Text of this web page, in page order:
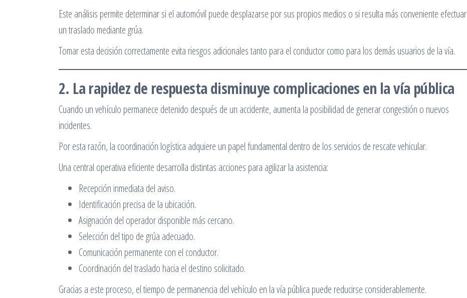
Este análisis permite determinar si el automóvil puede desplazarse por sus propios medios o si resulta más conveniente efectuar
un traslado mediante grúa.
Tomar esta decisión correctamente evita riesgos adicionales tanto para el conductor como para los demás usuarios de la vía.
2. La rapidez de respuesta disminuye complicaciones en la vía pública
Cuando un vehículo permanece detenido después de un accidente, aumenta la posibilidad de generar congestión o nuevos
incidentes.
Por esta razón, la coordinación logística adquiere un papel fundamental dentro de los servicios de rescate vehicular.
Una central operativa eficiente desarrolla distintas acciones para agilizar la asistencia:
Recepción inmediata del aviso.
Identificación precisa de la ubicación.
Asignación del operador disponible más cercano.
Selección del tipo de grúa adecuado.
Comunicación permanente con el conductor.
Coordinación del traslado hacia el destino solicitado.
Gracias a este proceso, el tiempo de permanencia del vehículo en la vía pública puede reducirse considerablemente.